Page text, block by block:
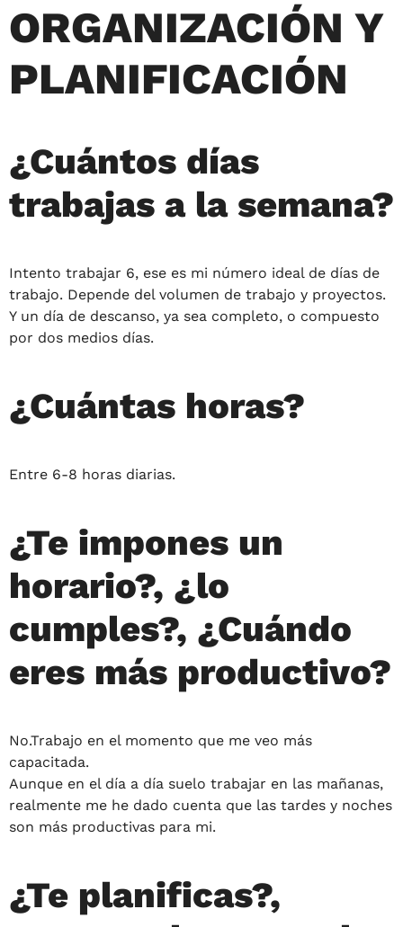
ORGANIZACIÓN Y
PLANIFICACIÓN
¿Cuántos días
trabajas a la semana?
Intento trabajar 6, ese es mi número ideal de días de
trabajo. Depende del volumen de trabajo y proyectos.
Y un día de descanso, ya sea completo, o compuesto
por dos medios días.
¿Cuántas horas?
Entre 6-8 horas diarias.
¿Te impones un
horario?, ¿lo
cumples?, ¿Cuándo
eres más productivo?
No.Trabajo en el momento que me veo más
capacitada.
Aunque en el día a día suelo trabajar en las mañanas,
realmente me he dado cuenta que las tardes y noches
son más productivas para mi.
¿Te planificas?,